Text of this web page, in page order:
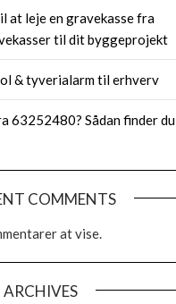
at leje en gravekasse fra
til dit byggeprojekt
& tyverialarm til erhverv
63252480? Sådan finder du
COMMENTS
at vise.
ARCHIVES